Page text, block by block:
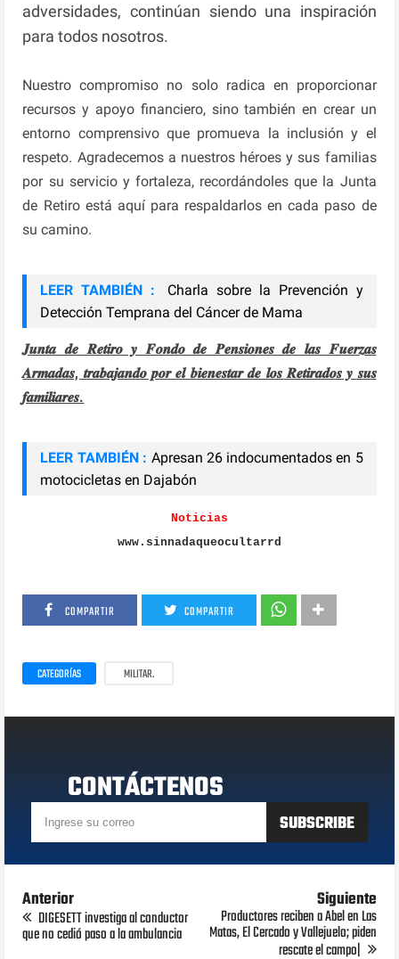
adversidades, continúan siendo una inspiración
para todos nosotros.
Nuestro compromiso no solo radica en proporcionar
recursos y apoyo financiero, sino también en crear un
entorno comprensivo que promueva la inclusión y el
respeto. Agradecemos a nuestros héroes y sus familias
por su servicio y fortaleza, recordándoles que la Junta
de Retiro está aquí para respaldarlos en cada paso de
su camino.
LEER TAMBIÉN :
Charla sobre la Prevención y
Detección Temprana del Cáncer de Mama
𝑱𝒖𝒏𝒕𝒂 𝒅𝒆 𝑹𝒆𝒕𝒊𝒓𝒐 𝒚 𝑭𝒐𝒏𝒅𝒐 𝒅𝒆 𝑷𝒆𝒏𝒔𝒊𝒐𝒏𝒆𝒔 𝒅𝒆 𝒍𝒂𝒔 𝑭𝒖𝒆𝒓𝒛𝒂𝒔
𝑨𝒓𝒎𝒂𝒅𝒂𝒔, 𝒕𝒓𝒂𝒃𝒂𝒋𝒂𝒏𝒅𝒐 𝒑𝒐𝒓 𝒆𝒍 𝒃𝒊𝒆𝒏𝒆𝒔𝒕𝒂𝒓 𝒅𝒆 𝒍𝒐𝒔 𝑹𝒆𝒕𝒊𝒓𝒂𝒅𝒐𝒔 𝒚 𝒔𝒖𝒔
𝒇𝒂𝒎𝒊𝒍𝒊𝒂𝒓𝒆𝒔.
LEER TAMBIÉN : Apresan 26 indocumentados en 5
motocicletas en Dajabón
Noticias
www.sinnadaqueocultarrd
COMPARTIR COMPARTIR
CATEGORÍAS MILITAR.
CONTÁCTENOS
Anterior
DIGESETT investiga al conductor
que no cedió paso a la ambulancia
Siguiente
Productores reciben a Abel en Las
Matas, El Cercado y Vallejuelo; piden
rescate el campo|